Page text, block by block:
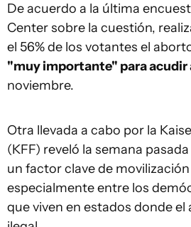
De acuerdo a la última
Center sobre la cuestión,
el 56% de los votantes el
"muy importante" para acudir
noviembre.
Otra llevada a cabo por la
(KFF) reveló la semana
un factor clave de
especialmente entre los
que viven en estados donde el